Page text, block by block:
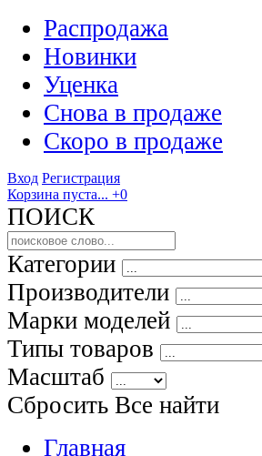
Распродажа
Новинки
Уценка
Снова в продаже
Скоро в продаже
Вход Регистрация
Корзина пуста... +0
ПОИСК
Категории
Производители
Марки моделей
Типы товаров
Масштаб
Сбросить Все найти
Главная